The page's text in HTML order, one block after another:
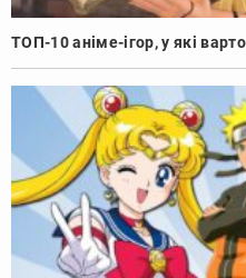
ТОП-10 аніме-ігор, у які